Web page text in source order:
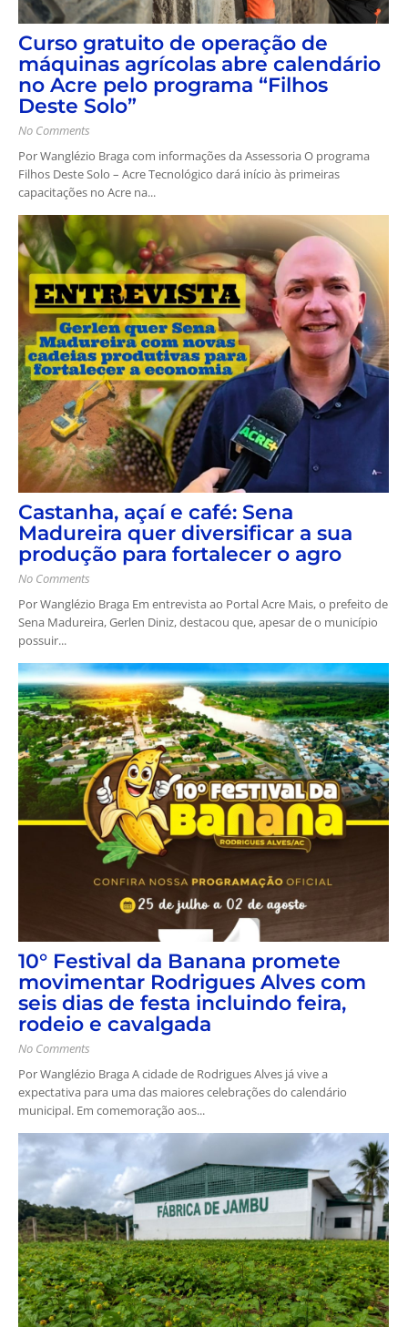
Curso gratuito de operação de
máquinas agrícolas abre calendário
no Acre pelo programa “Filhos
Deste Solo”
No Comments
Por Wanglézio Braga com informações da Assessoria O programa
Filhos Deste Solo – Acre Tecnológico dará início às primeiras
capacitações no Acre na...
Castanha, açaí e café: Sena
Madureira quer diversificar a sua
produção para fortalecer o agro
No Comments
Por Wanglézio Braga Em entrevista ao Portal Acre Mais, o prefeito de
Sena Madureira, Gerlen Diniz, destacou que, apesar de o município
possuir...
10° Festival da Banana promete
movimentar Rodrigues Alves com
seis dias de festa incluindo feira,
rodeio e cavalgada
No Comments
Por Wanglézio Braga A cidade de Rodrigues Alves já vive a
expectativa para uma das maiores celebrações do calendário
municipal. Em comemoração aos...